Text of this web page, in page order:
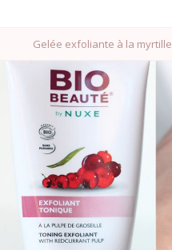
Gelée exfoliante à la myrtille